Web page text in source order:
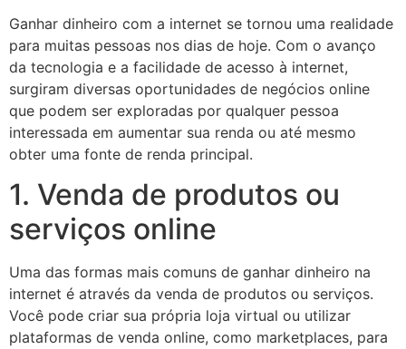
Ganhar dinheiro com a internet se tornou uma realidade
para muitas pessoas nos dias de hoje. Com o avanço
da tecnologia e a facilidade de acesso à internet,
surgiram diversas oportunidades de negócios online
que podem ser exploradas por qualquer pessoa
interessada em aumentar sua renda ou até mesmo
obter uma fonte de renda principal.
1. Venda de produtos ou
serviços online
Uma das formas mais comuns de ganhar dinheiro na
internet é através da venda de produtos ou serviços.
Você pode criar sua própria loja virtual ou utilizar
plataformas de venda online, como marketplaces, para